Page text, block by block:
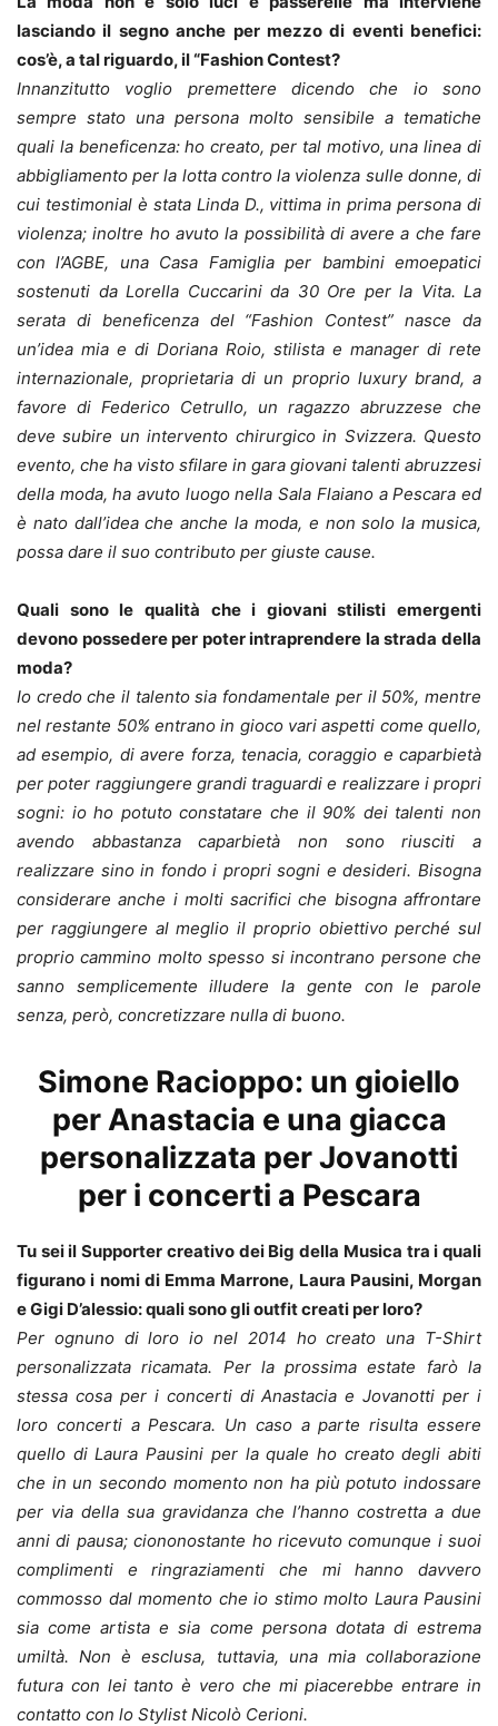
lasciando il segno anche per mezzo di eventi benefici:
cos’è, a tal riguardo, il “Fashion Contest?
Innanzitutto voglio premettere dicendo che io sono
sempre stato una persona molto sensibile a tematiche
quali la beneficenza: ho creato, per tal motivo, una linea di
abbigliamento per la lotta contro la violenza sulle donne, di
cui testimonial è stata Linda D., vittima in prima persona di
violenza; inoltre ho avuto la possibilità di avere a che fare
con l’AGBE, una Casa Famiglia per bambini emoepatici
sostenuti da Lorella Cuccarini da 30 Ore per la Vita. La
serata di beneficenza del “Fashion Contest” nasce da
un’idea mia e di Doriana Roio, stilista e manager di rete
internazionale, proprietaria di un proprio luxury brand, a
favore di Federico Cetrullo, un ragazzo abruzzese che
deve subire un intervento chirurgico in Svizzera. Questo
evento, che ha visto sfilare in gara giovani talenti abruzzesi
della moda, ha avuto luogo nella Sala Flaiano a Pescara ed
è nato dall’idea che anche la moda, e non solo la musica,
possa dare il suo contributo per giuste cause.
Quali sono le qualità che i giovani stilisti emergenti
devono possedere per poter intraprendere la strada della
moda?
Io credo che il talento sia fondamentale per il 50%, mentre
nel restante 50% entrano in gioco vari aspetti come quello,
ad esempio, di avere forza, tenacia, coraggio e caparbietà
per poter raggiungere grandi traguardi e realizzare i propri
sogni: io ho potuto constatare che il 90% dei talenti non
avendo abbastanza caparbietà non sono riusciti a
realizzare sino in fondo i propri sogni e desideri. Bisogna
considerare anche i molti sacrifici che bisogna affrontare
per raggiungere al meglio il proprio obiettivo perché sul
proprio cammino molto spesso si incontrano persone che
sanno semplicemente illudere la gente con le parole
senza, però, concretizzare nulla di buono.
Simone Racioppo: un gioiello
per Anastacia e una giacca
personalizzata per Jovanotti
per i concerti a Pescara
Tu sei il Supporter creativo dei Big della Musica tra i quali
figurano i nomi di Emma Marrone, Laura Pausini, Morgan
e Gigi D’alessio: quali sono gli outfit creati per loro?
Per ognuno di loro io nel 2014 ho creato una T-Shirt
personalizzata ricamata. Per la prossima estate farò la
stessa cosa per i concerti di Anastacia e Jovanotti per i
loro concerti a Pescara. Un caso a parte risulta essere
quello di Laura Pausini per la quale ho creato degli abiti
che in un secondo momento non ha più potuto indossare
per via della sua gravidanza che l’hanno costretta a due
anni di pausa; ciononostante ho ricevuto comunque i suoi
complimenti e ringraziamenti che mi hanno davvero
commosso dal momento che io stimo molto Laura Pausini
sia come artista e sia come persona dotata di estrema
umiltà. Non è esclusa, tuttavia, una mia collaborazione
futura con lei tanto è vero che mi piacerebbe entrare in
contatto con lo Stylist Nicolò Cerioni.